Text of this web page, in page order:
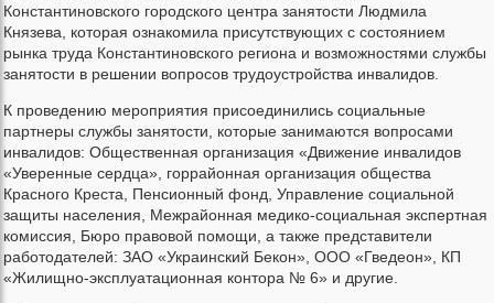
Константиновского городского центра занятости Людмила
Князева, которая ознакомила присутствующих с состоянием
рынка труда Константиновского региона и возможностями службы
занятости в решении вопросов трудоустройства инвалидов.
К проведению мероприятия присоединились социальные
партнеры службы занятости, которые занимаются вопросами
инвалидов: Общественная организация «Движение инвалидов
«Уверенные сердца», горрайонная организация общества
Красного Креста, Пенсионный фонд, Управление социальной
защиты населения, Межрайонная медико-социальная экспертная
комиссия, Бюро правовой помощи, а также представители
работодателей: ЗАО «Украинский Бекон», ООО «Гведеон», КП
«Жилищно-эксплуатационная контора № 6» и другие.